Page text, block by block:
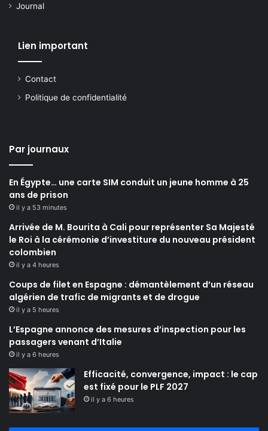
Journal
Lien important
Contact
Politique de confidentialité
Par journaux
En Égypte… une carte SIM conduit un jeune homme à 25
ans de prison
il y a 53 minutes
Arrivée de M. Bourita à Cali pour représenter Sa Majesté
le Roi à la cérémonie d’investiture du nouveau président
colombien
il y a 4 heures
Coups de filet en Espagne : démantèlement d’un réseau
algérien de trafic de migrants et de drogue
il y a 5 heures
L’Espagne annonce des mesures d’inspection pour les
passagers venant d’Italie
il y a 6 heures
Efficacité, convergence, impact : le cap
est fixé pour le PLF 2027
il y a 6 heures